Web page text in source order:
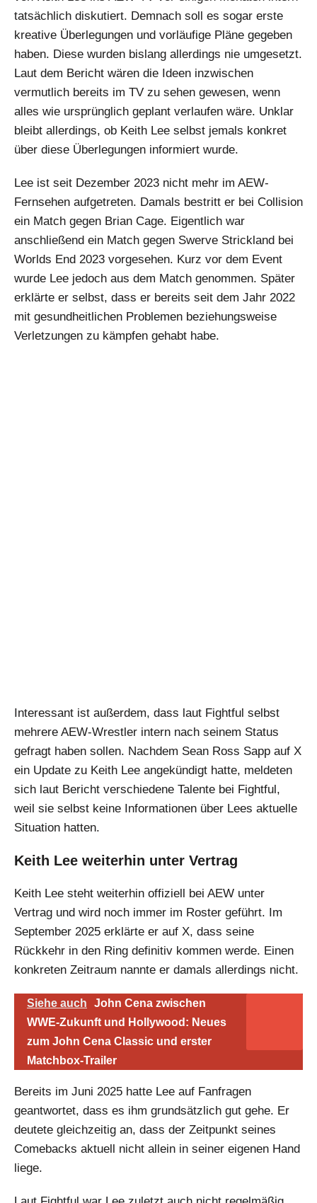
tatsächlich diskutiert. Demnach soll es sogar erste
kreative Überlegungen und vorläufige Pläne gegeben
haben. Diese wurden bislang allerdings nie umgesetzt.
Laut dem Bericht wären die Ideen inzwischen
vermutlich bereits im TV zu sehen gewesen, wenn
alles wie ursprünglich geplant verlaufen wäre. Unklar
bleibt allerdings, ob Keith Lee selbst jemals konkret
über diese Überlegungen informiert wurde.
Lee ist seit Dezember 2023 nicht mehr im AEW-
Fernsehen aufgetreten. Damals bestritt er bei Collision
ein Match gegen Brian Cage. Eigentlich war
anschließend ein Match gegen Swerve Strickland bei
Worlds End 2023 vorgesehen. Kurz vor dem Event
wurde Lee jedoch aus dem Match genommen. Später
erklärte er selbst, dass er bereits seit dem Jahr 2022
mit gesundheitlichen Problemen beziehungsweise
Verletzungen zu kämpfen gehabt habe.
Interessant ist außerdem, dass laut Fightful selbst
mehrere AEW-Wrestler intern nach seinem Status
gefragt haben sollen. Nachdem Sean Ross Sapp auf X
ein Update zu Keith Lee angekündigt hatte, meldeten
sich laut Bericht verschiedene Talente bei Fightful,
weil sie selbst keine Informationen über Lees aktuelle
Situation hatten.
Keith Lee weiterhin unter Vertrag
Keith Lee steht weiterhin offiziell bei AEW unter
Vertrag und wird noch immer im Roster geführt. Im
September 2025 erklärte er auf X, dass seine
Rückkehr in den Ring definitiv kommen werde. Einen
konkreten Zeitraum nannte er damals allerdings nicht.
Siehe auch
John Cena zwischen
WWE-Zukunft und Hollywood: Neues
zum John Cena Classic und erster
Matchbox-Trailer
Bereits im Juni 2025 hatte Lee auf Fanfragen
geantwortet, dass es ihm grundsätzlich gut gehe. Er
deutete gleichzeitig an, dass der Zeitpunkt seines
Comebacks aktuell nicht allein in seiner eigenen Hand
liege.